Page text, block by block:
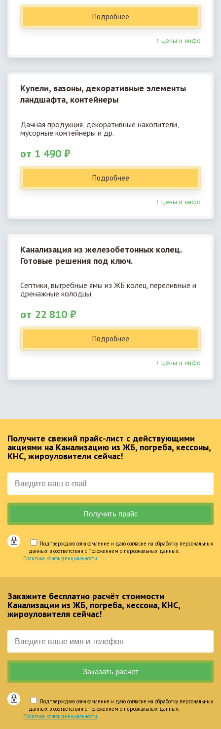
Подробнее
↑ цены и инфо
Купели, вазоны, декоративные элементы
ландшафта, контейнеры
Дачная продукция, декоративные накопители,
мусорные контейнеры и др.
от 1 490 ₽
Подробнее
↑ цены и инфо
Канализация из железобетонных колец.
Готовые решения под ключ.
Септики, выгребные ямы из ЖБ колец, переливные и
дренажные колодцы
от 22 810 ₽
Подробнее
↑ цены и инфо
Получите свежий прайс-лист с действующими
акциями на Канализацию из ЖБ, погреба, кессоны,
КНС, жироуловители сейчас!
Подтверждаю ознакомление и даю согласие на обработку персональных
данных в соответствии с Положением о персональных данных.
Политика конфиденциальности
Закажите бесплатно расчёт стоимости
Канализации из ЖБ, погреба, кессона, КНС,
жироуловителя сейчас!
Подтверждаю ознакомление и даю согласие на обработку персональных
данных в соответствии с Положением о персональных данных.
Политика конфиденциальности